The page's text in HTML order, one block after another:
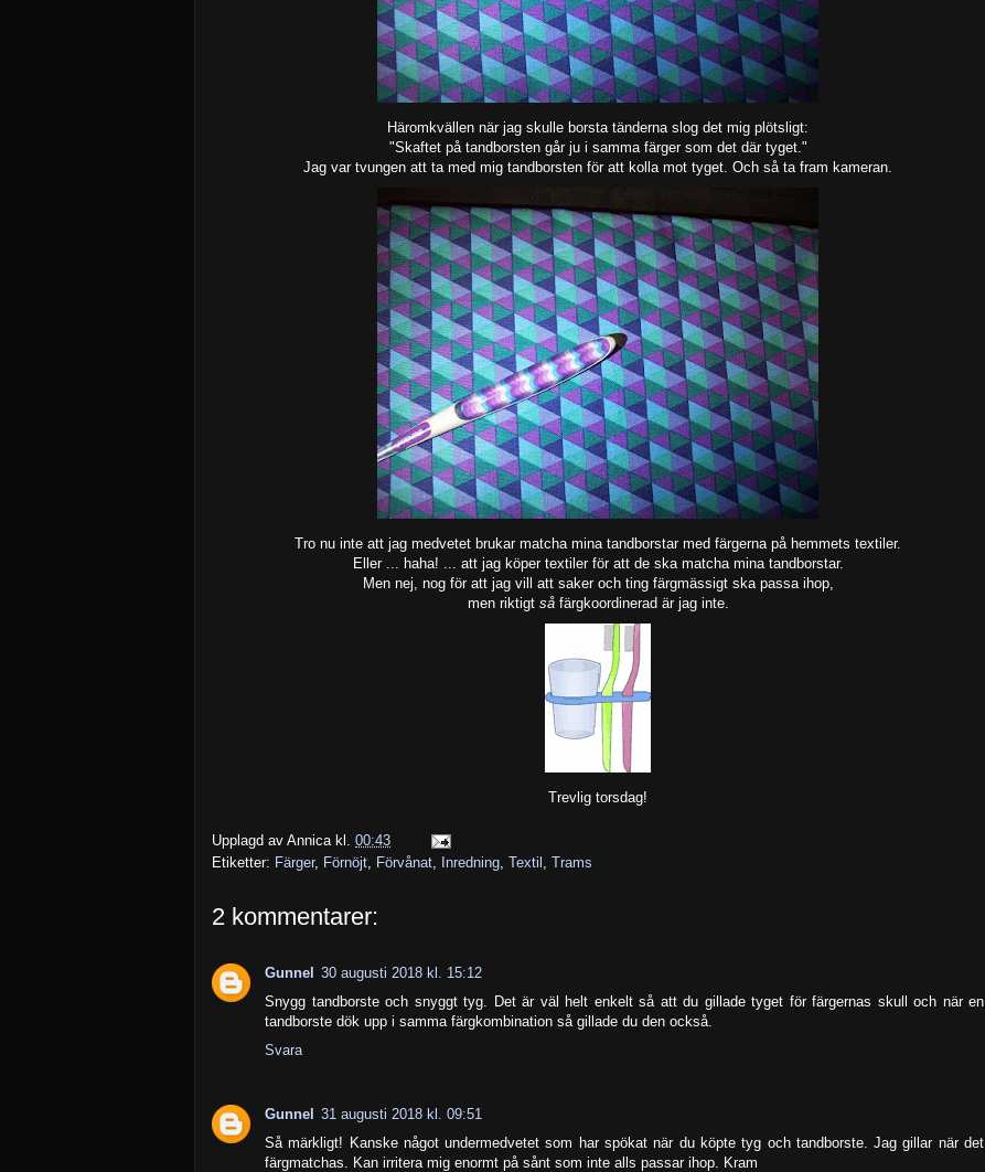
Häromkvällen när jag skulle borsta tänderna slog det mig plötsligt:
"Skaftet på tandborsten går ju i samma färger som det där tyget."
Jag var tvungen att ta med mig tandborsten för att kolla mot tyget. Och så ta fram kameran.
Tro nu inte att jag medvetet brukar matcha mina tandborstar med färgerna på hemmets textiler.
Eller ... haha! ... att jag köper textiler för att de ska matcha mina tandborstar.
Men nej, nog för att jag vill att saker och ting färgmässigt ska passa ihop,
men riktigt såfärgkoordinerad är jag inte.
Trevlig torsdag!
Upplagd av Annica kl. 00:43
Etiketter: Färger, Förnöjt Förvånat Inredning Textil Trams
2 kommentarer:
Gunnel 30 augusti 2018 kl. 15:12
Snygg tandborste och snyggt tyg. Det är väl helt enkelt så att du gillade tyget för färgernas skull och när en
tandborste dök upp i samma färgkombination så gillade du den också.
Svara
Gunnel
31 augusti 2018 kl. 09:51
Så märkligt! Kanske något undermedvetet som har spökat när du köpte tyg och tandborste. Jag gillar när det
färgmatchas. Kan irritera mig enormt på sånt som inte alls passar ihop. Kram